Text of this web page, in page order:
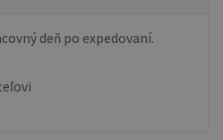
deň po expedovaní.